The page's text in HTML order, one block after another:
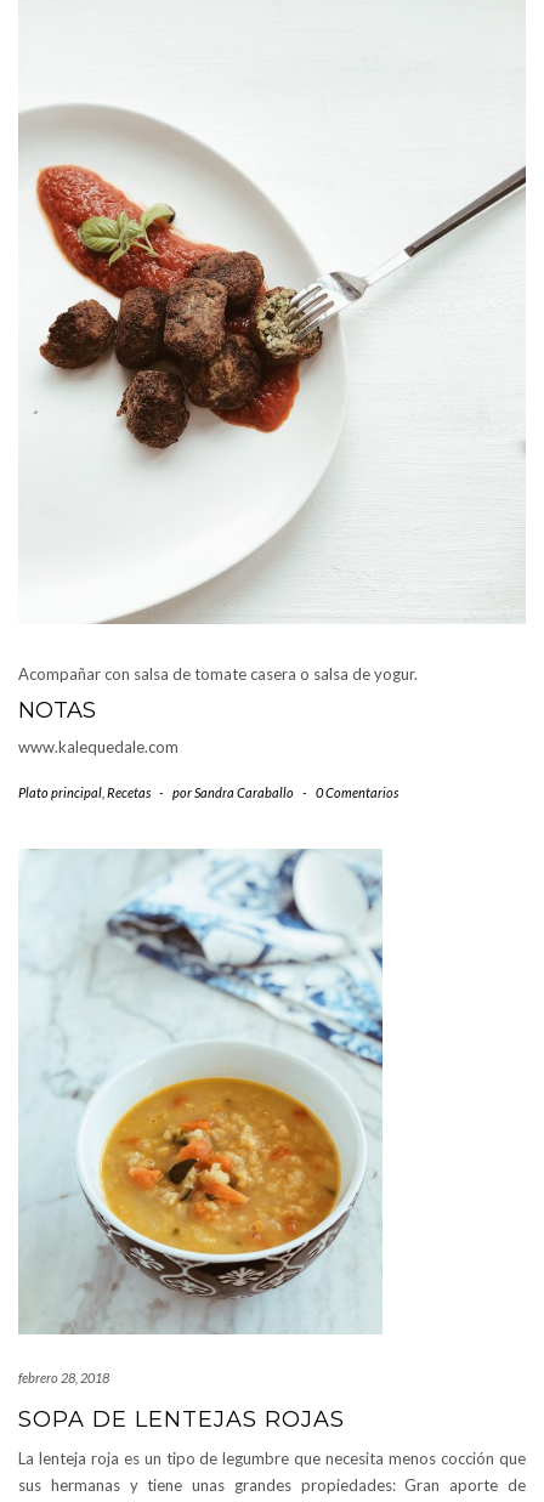
Acompañar con salsa de tomate casera o salsa de yogur.
NOTAS
www.kalequedale.com
Plato principal Recetas - porSandra Caraballo - 0 Comentarios
febrero 28, 2018
SOPA DE LENTEJAS ROJAS
La lenteja roja es un tipo de legumbre que necesita menos cocción que
sus hermanas y tiene unas grandes propiedades: Gran aporte de